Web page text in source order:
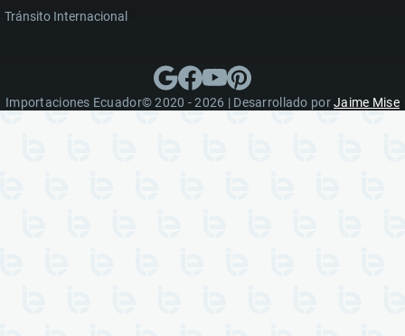
Tránsito Internacional
Importaciones Ecuador© 2020 - 2026 | Desarrollado porJaime Mise